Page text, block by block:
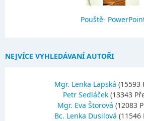
Pouště-
NEJVÍCE VYHLEDÁVANÍ AUTOŘI
Mgr. Lenka Lapská (15593
Petr Sedláček (13343
Mgr. Eva Štorová (12083
Bc. Lenka Dusilová (11546